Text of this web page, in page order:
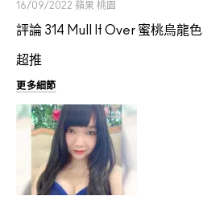
16/09/2022 蘋果 桃園
評論 314 Mull It Over 蜜桃烏龍色
超推
更多細節